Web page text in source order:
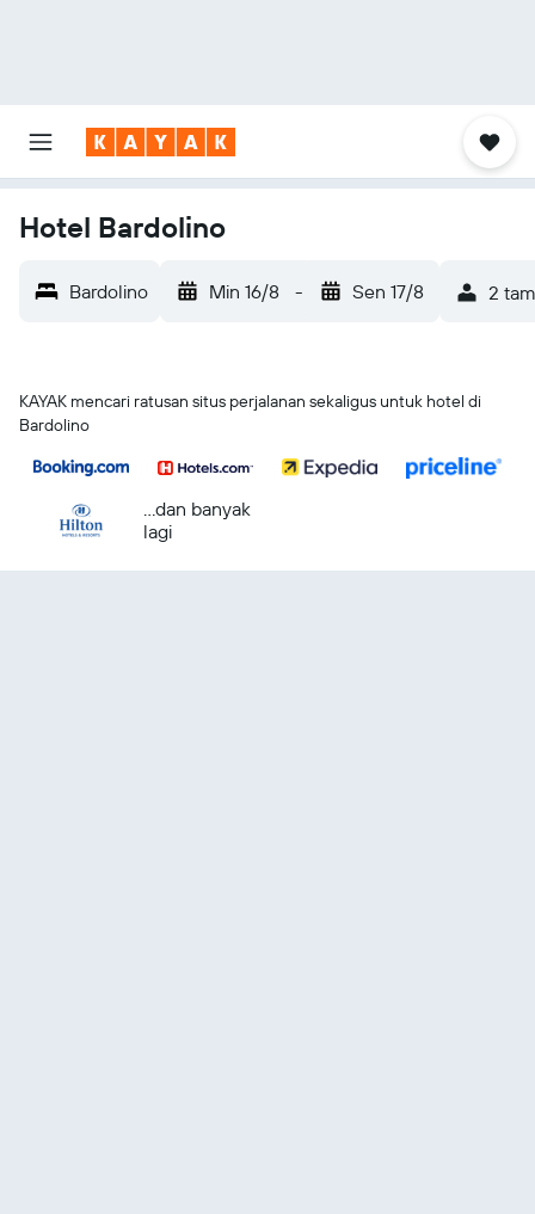
Hotel Bardolino
Bardolino Min 16/8 - Sen 17/8 2
KAYAK mencari ratusan situs perjalanan sekaligus untuk hotel di
Bardolino
...dan banyak
lagi